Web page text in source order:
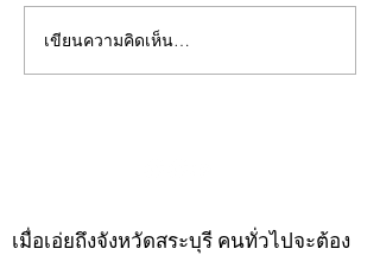
คอลัมน์"จับชีพจรวงการ
พระ"ประจำพุธที่ 29
เขียนความคิดเห็น…
เมื่อเอ่ยถึงจังหวัดสระบุรี คนทั่วไปจะต้อง